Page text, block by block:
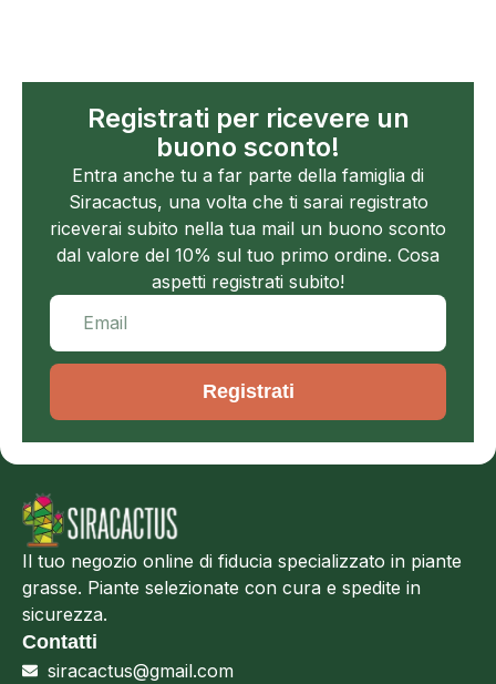
Registrati per ricevere un
buono sconto!
Entra anche tu a far parte della famiglia di
Siracactus, una volta che ti sarai registrato
riceverai subito nella tua mail un buono sconto
dal valore del 10% sul tuo primo ordine. Cosa
aspetti registrati subito!
Registrati
Il tuo negozio online di fiducia specializzato in piante
grasse. Piante selezionate con cura e spedite in
sicurezza.
Contatti
siracactus@gmail.com